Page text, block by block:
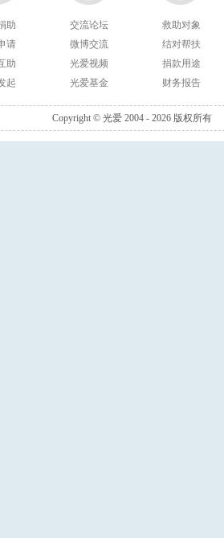
助
请
助
起
交流论坛
微博交流
光爱视频
光爱基金
救助对象
结对帮扶
捐款用途
财务报告
Copyright © 光爱 2004 - 2026 版权所有